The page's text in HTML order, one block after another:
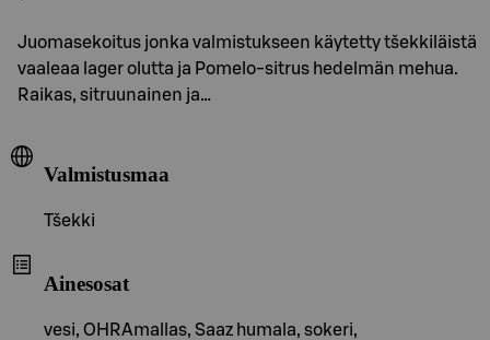
Juomasekoitus jonka valmistukseen käytetty tšekkiläistä
vaaleaa lager olutta ja Pomelo-sitrus hedelmän mehua.
Raikas, sitruunainen ja…
Valmistusmaa
Tšekki
Ainesosat
vesi, OHRAmallas, Saaz humala, sokeri,